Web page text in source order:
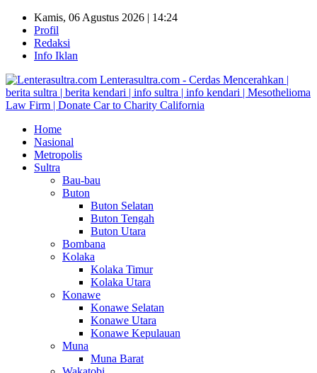
Kamis, 06 Agustus 2026 | 14:24
Profil
Redaksi
Info Iklan
Lenterasultra.com - Cerdas Mencerahkan |
berita sultra | berita kendari | info sultra | info kendari | Mesothelioma
Law Firm | Donate Car to Charity California
Home
Nasional
Metropolis
Sultra
Bau-bau
Buton
Buton Selatan
Buton Tengah
Buton Utara
Bombana
Kolaka
Kolaka Timur
Kolaka Utara
Konawe
Konawe Selatan
Konawe Utara
Konawe Kepulauan
Muna
Muna Barat